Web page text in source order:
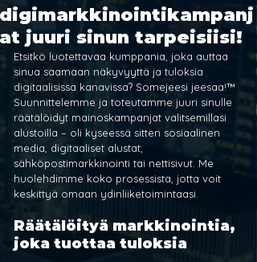
digimarkkinointikampanj
at juuri sinun tarpeisiisi!
Etsitkö luotettavaa kumppania, joka auttaa
sinua saamaan näkyvyyttä ja tuloksia
digitaalisissa kanavissa? Somejeesi jeesaa!™
Suunnittelemme ja toteutamme juuri sinulle
räätälöidyt mainoskampanjat valitsemillasi
alustoilla – oli kyseessä sitten sosiaalinen
media, digitaaliset alustat,
sähköpostimarkkinointi tai nettisivut. Me
huolehdimme koko prosessista, jotta voit
keskittyä omaan ydinliiketoimintaasi.
Räätälöityä markkinointia,
joka tuottaa tuloksia